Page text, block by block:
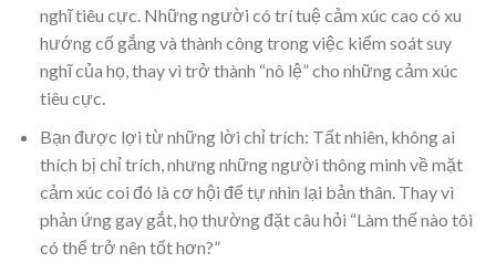
nghĩ tiêu cực. Những người có trí tuệ cảm xúc cao có xu
hướng cố gắng và thành công trong việc kiểm soát suy
nghĩ của họ, thay vì trở thành “nô lệ” cho những cảm xúc
tiêu cực.
Bạn được lợi từ những lời chỉ trích: Tất nhiên, không ai
thích bị chỉ trích, nhưng những người thông minh về mặt
cảm xúc coi đó là cơ hội để tự nhìn lại bản thân. Thay vì
phản ứng gay gắt, họ thường đặt câu hỏi “Làm thế nào tôi
có thể trở nên tốt hơn?”